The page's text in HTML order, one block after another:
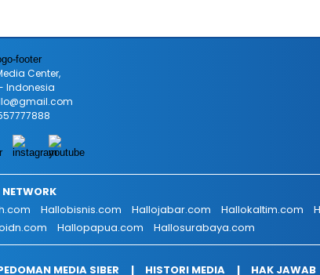
Center,
Indonesia
Hallobisnis.com Hallojabar.com Hallokaltim.com
Hallopapua.com Hallosurabaya.com
MEDIA SIBER HISTORI MEDIA HAK JAWAB